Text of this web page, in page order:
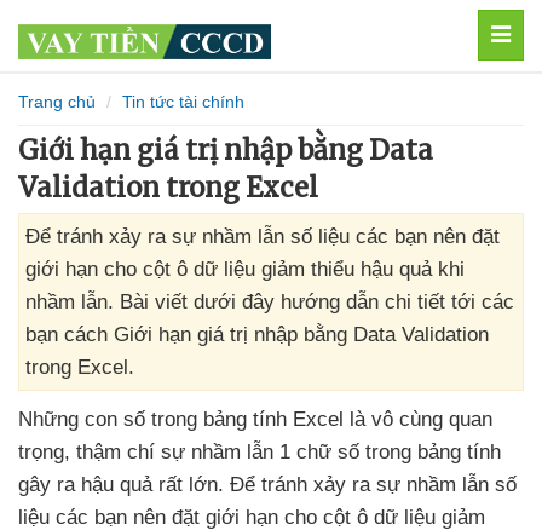
Trang chủ Tin tức tài chính
Giới hạn giá trị nhập bằng Data
Validation trong Excel
Để tránh xảy ra sự nhầm lẫn số liệu các bạn nên đặt
giới hạn cho cột ô dữ liệu giảm thiểu hậu quả khi
nhầm lẫn. Bài viết dưới đây hướng dẫn chi tiết tới các
bạn cách Giới hạn giá trị nhập bằng Data Validation
trong Excel.
Những con số trong bảng tính Excel là vô cùng quan
trọng, thậm chí sự nhầm lẫn 1 chữ số trong bảng tính
gây ra hậu quả rất lớn. Để tránh xảy ra sự nhầm lẫn số
liệu các bạn nên đặt giới hạn cho cột ô dữ liệu giảm